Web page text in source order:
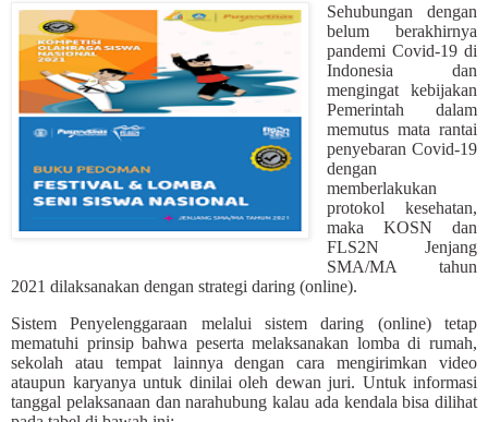
Sehubungan dengan
belum berakhirnya
pandemi Covid-19 di
Indonesia dan
mengingat kebijakan
Pemerintah dalam
memutus mata rantai
penyebaran Covid-19
dengan
memberlakukan
protokol kesehatan,
maka KOSN dan
FLS2N Jenjang
SMA/MA tahun
2021 dilaksanakan dengan strategi daring (online).
Sistem Penyelenggaraan melalui sistem daring (online) tetap
mematuhi prinsip bahwa peserta melaksanakan lomba di rumah,
sekolah atau tempat lainnya dengan cara mengirimkan video
ataupun karyanya untuk dinilai oleh dewan juri. Untuk informasi
tanggal pelaksanaan dan narahubung kalau ada kendala bisa dilihat